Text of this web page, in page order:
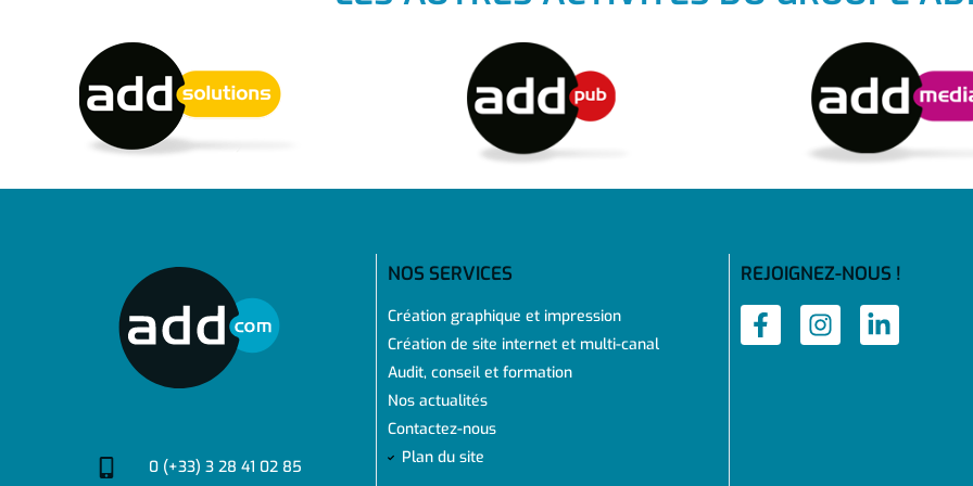
0 (+33) 3 28 41 02 85
NOS SERVICES
Création graphique et impression
Création de site internet et multi-canal
Audit, conseil et formation
Nos actualités
Contactez-nous
Plan du site
REJOIGNEZ-NOUS !